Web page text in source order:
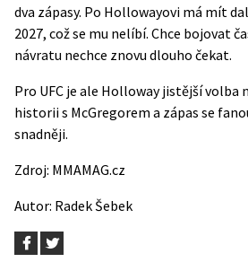
dva zápasy. Po Hollowayovi má mít
2027, což se mu nelíbí. Chce bojovat
návratu nechce znovu dlouho čekat.
Pro UFC je ale Holloway jistější volba
historii s McGregorem a zápas se
snadněji.
Zdroj: MMAMAG.cz
Autor: Radek Šebek